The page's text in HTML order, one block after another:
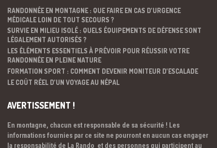
RANDONNÉE EN MONTAGNE : QUE FAIRE EN CAS D’URGENCE
MÉDICALE LOIN DE TOUT SECOURS ?
SURVIE EN MILIEU ISOLÉ : QUELS ÉQUIPEMENTS DE DÉFENSE SONT
LÉGALEMENT AUTORISÉS ?
LES ÉLÉMENTS ESSENTIELS À PRÉVOIR POUR RÉUSSIR VOTRE
RANDONNÉE EN PLEINE NATURE
FORMATION SPORT : COMMENT DEVENIR MONITEUR D’ESCALADE
LE COÛT RÉEL D’UN VOYAGE AU NÉPAL
AVERTISSEMENT !
En montagne, chacun est responsable de sa sécurité ! Les
informations fournies par ce site ne pourront en aucun cas engager
la responsabilité de La Rando et des personnes qui participent au